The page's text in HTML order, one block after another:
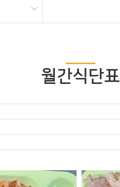
월간식단표